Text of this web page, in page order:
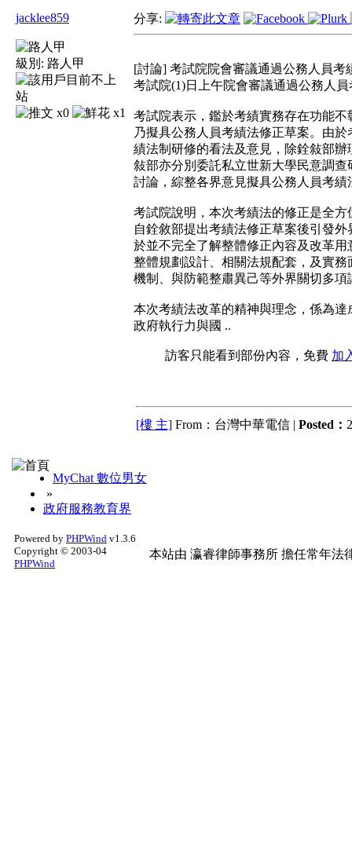
jacklee859
級別: 路人甲
x0 x1
分享:
[討論] 考試院院會審議通過公務人員考
考試院(1)日上午院會審議通過公務人
考試院表示，鑑於考績實務存在功能
乃擬具公務人員考績法修正草案。由
績法制研修的看法及意見，除銓敍部
敍部亦分別委託私立世新大學民意調
討論，綜整各界意見擬具公務人員考
考試院說明，本次考績法的修正是全
自銓敘部提出考績法修正草案後引發
於並不完全了解整體修正內容及改革
整體規劃設計、相關法規配套，及實
機制、與防範整肅異己等外界關切多
本次考績法改革的精神與理念，係為
政府執行力與國 ..
訪客只能看到部份內容，免費 加
[樓 主] From：台灣中華電信 | Posted：
MyChat 數位男女
»
政府服務教育界
Powered by PHPWind v1.3.6
Copyright © 2003-04
PHPWind
本站由 瀛睿律師事務所 擔任常年法